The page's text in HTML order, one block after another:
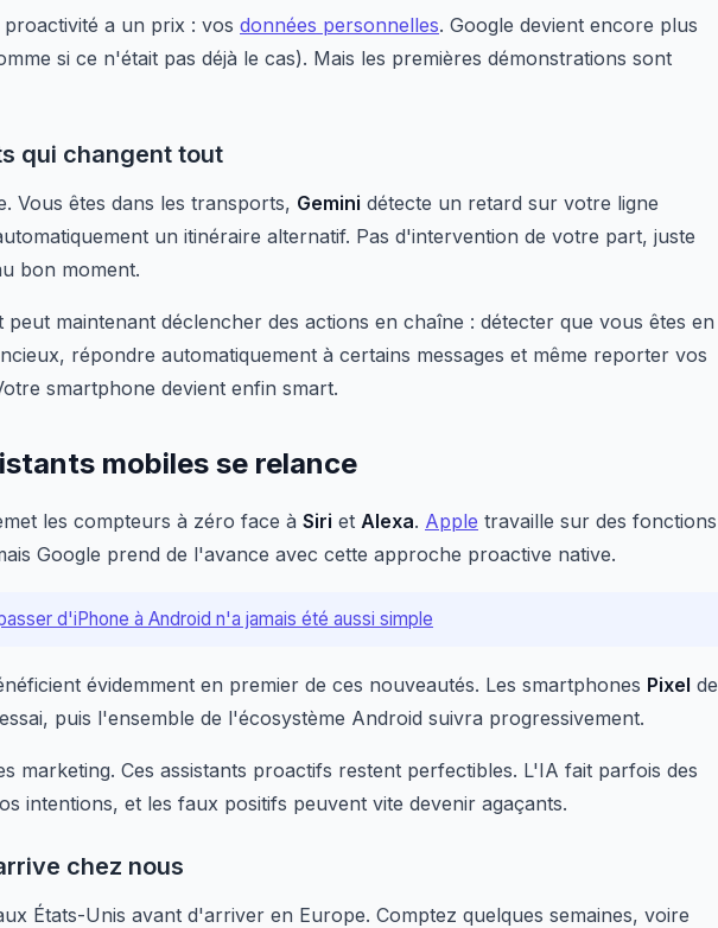
a un prix : vos données personnelles. Google devient encore plus
si ce n'était pas déjà le cas). Mais les premières démonstrations sont
qui changent tout
Vous êtes dans les transports, Gemini détecte un retard sur votre ligne
un itinéraire alternatif. Pas d'intervention de votre part, juste
bon moment.
peut maintenant déclencher des actions en chaîne : détecter que vous êtes en
répondre automatiquement à certains messages et même reporter vos
smartphone devient enfin smart.
mobiles se relance
les compteurs à zéro face à Siri et Alexa. Apple travaille sur des fonctions
Google prend de l'avance avec cette approche proactive native.
d'iPhone à Android n'a jamais été aussi simple
évidemment en premier de ces nouveautés. Les smartphones Pixel de
puis l'ensemble de l'écosystème Android suivra progressivement.
marketing. Ces assistants proactifs restent perfectibles. L'IA fait parfois des
intentions, et les faux positifs peuvent vite devenir agaçants.
chez nous
États-Unis avant d'arriver en Europe. Comptez quelques semaines, voire